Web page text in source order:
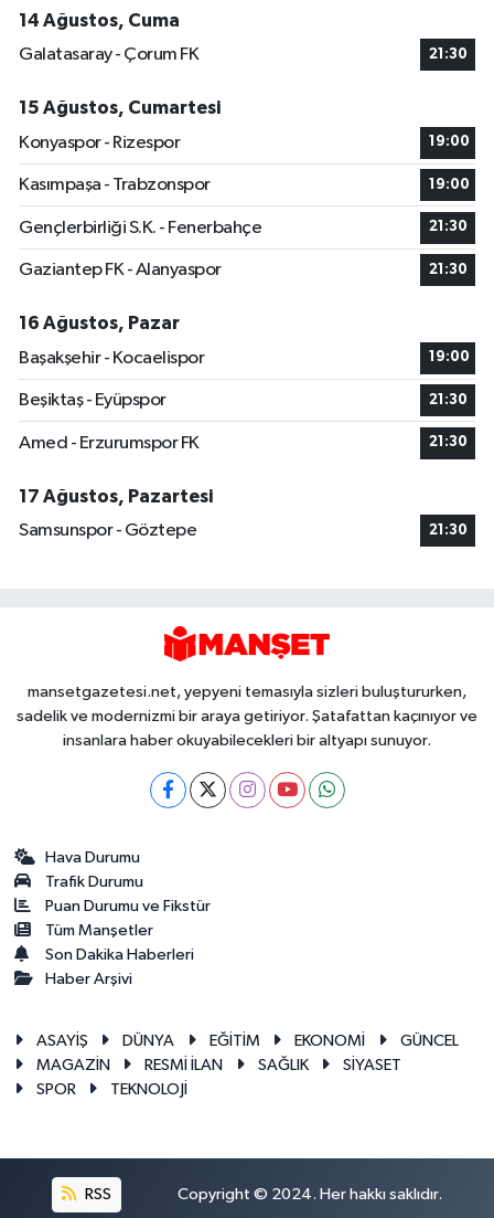
14 Ağustos, Cuma
Galatasaray - Çorum FK
21:30
15 Ağustos, Cumartesi
Konyaspor - Rizespor
19:00
Kasımpaşa - Trabzonspor 19:00
Gençlerbirliği S.K. - Fenerbahçe 21:30
Gaziantep FK - Alanyaspor 21:30
16 Ağustos, Pazar
Başakşehir - Kocaelispor
19:00
Beşiktaş - Eyüpspor 21:30
Amed - Erzurumspor FK 21:30
17 Ağustos, Pazartesi
Samsunspor - Göztepe
21:30
mansetgazetesi.net, yepyeni temasıyla sizleri buluştururken,
sadelik ve modernizmi bir araya getiriyor. Şatafattan kaçınıyor ve
insanlara haber okuyabilecekleri bir altyapı sunuyor.
Hava Durumu
Trafik Durumu
Puan Durumu ve Fikstür
Tüm Manşetler
Son Dakika Haberleri
Haber Arşivi
ASAYİŞ DÜNYA EĞİTİM EKONOMİ
GÜNCEL
MAGAZİN
RESMİ İLAN SAĞLIK
SİYASET
SPOR
TEKNOLOJİ
RSS Copyright © 2024. Her hakkı saklıdır.